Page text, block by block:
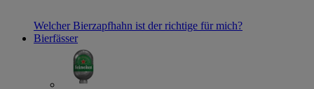
Welcher Bierzapfhahn ist der richtige für mich?
Bierfässer